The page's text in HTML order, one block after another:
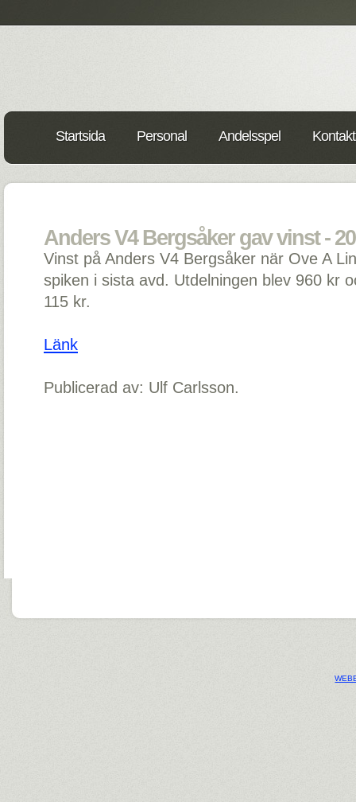
Startsida Personal Andelsspel
Anders V4 Bergsåker gav vinst -
Vinst på Anders V4 Bergsåker när Ove A
spiken i sista avd. Utdelningen blev 960 kr
115 kr.
Länk
Publicerad av: Ulf Carlsson.